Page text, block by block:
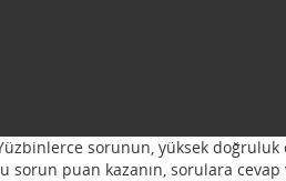
sorunun, yüksek
puan kazanın, sorulara